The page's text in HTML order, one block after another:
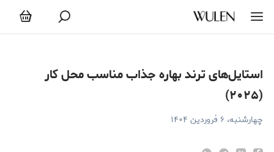
استایل‌های ترند بهاره جذاب مناسب محل کار
(۲۰۲۵)
چهارشنبه، ۶ فروردین ۱۴۰۴